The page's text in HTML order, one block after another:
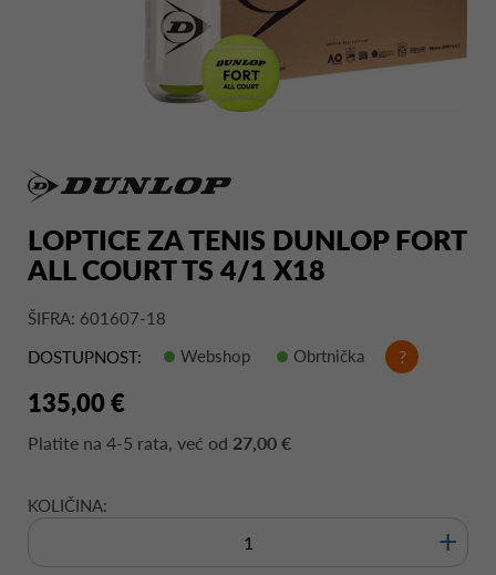
LOPTICE ZA TENIS DUNLOP FORT
ALL COURT TS 4/1 X18
ŠIFRA: 601607-18
DOSTUPNOST:
Webshop Obrtnička ?
135,00 €
Platite na 4-5 rata, već od 27,00 €
KOLIČINA:
+